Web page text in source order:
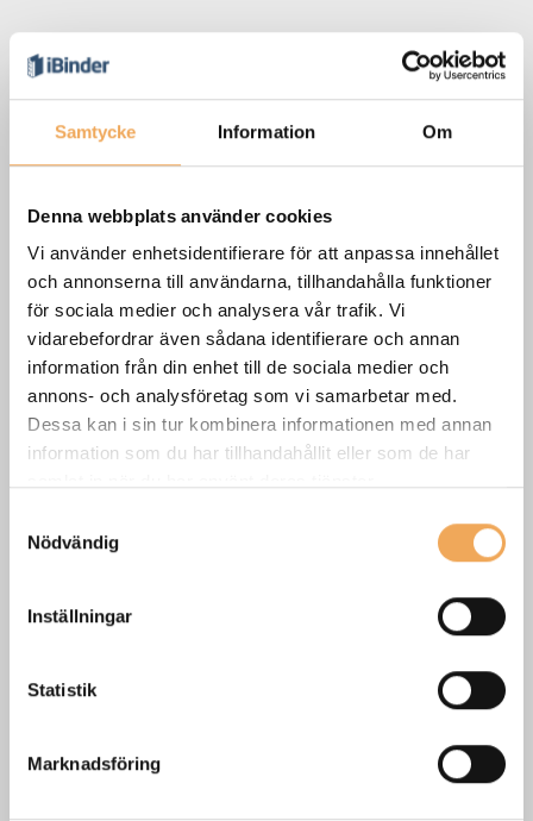
Samtycke Information Om
Denna webbplats använder cookies
Vi använder enhetsidentifierare för att anpassa innehållet
och annonserna till användarna, tillhandahålla funktioner
för sociala medier och analysera vår trafik. Vi
vidarebefordrar även sådana identifierare och annan
information från din enhet till de sociala medier och
annons- och analysföretag som vi samarbetar med.
Dessa kan i sin tur kombinera informationen med annan
information som du har tillhandahållit eller som de har
Nödvändig
Inställningar
Statistik
Marknadsföring